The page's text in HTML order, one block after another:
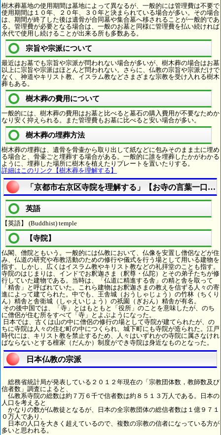
樹木葬墓地の使用期間は墓地によって異なるが、一般的には管理費は不要で
使用期間は１０年、２０年、３０年と決まられている場合が多い。その場合
は、期間が終了した後は遺骨が合同墓や集合墓へ移されることが一般的であ
る。管理費が必要となる場合は、一般のお墓と同様に管理費を払い続ければ
永代で使用し続けることが出来る所も多数ある。
宗旨や宗派について
最近はお墓でも宗旨や宗派が問われない場合が多いが、樹木葬の場合はお墓
以上に宗旨や宗派はほとんど問われない。さらに、仏教の宗旨や宗派だけで
なく、神道やキリスト教、イスラム教などさまざまな宗教を受け入れる樹木
葬もある。
樹木葬の費用について
一般的には、樹木葬の費用はお墓と比べると墓石の購入費用が不要なためか
なり安く抑えられる。また管理費もお墓に比べると安い場合が多い。
樹木葬の埋葬方法
樹木葬の埋葬は、遺骨を骨壷から取り出して紙などに包みそのまま土に埋め
る場合と、骨壷ごと埋葬する場合がある。一般的に誰を埋葬したかがわかる
ように、埋葬した場所に樹木を植えたりプレートを置いたりする。
詳細はこのリンク【樹木葬を理解する】
「京都市右京区寺院を理解する」【お寺の言葉一口メ
英語
【英語】 (Buddhist) temple
【寺院】
仏閣、僧院ともいう。一般的には仏教において、仏像を安置し僧侶などが住
み、仏道の研究や布教活動のための修行や儀式を行う場として用いる建物を
指す。しかし、広くはイスラム教やキリスト教などの礼拝堂のことも指す。
寺院のはじまりは、インドでお釈迦さま（釈尊・仏陀）とその弟子たちが修
行していた建物である。当時は、「仏道に精進する舎」の精と舎を取って
「精舎」と呼ばれていた。これら建物はお釈迦さまの教えを信ずる人々の寄
進によって建てられた。中でも、王舎城（おうしゃじょう）の竹林（ちくり
ん）精舎と舎衛城（しゃえいじょう）の祇園（ぎおん）精舎が有名。
その後中国では、「寺」とはもともと「役所」のことを意味したが、のち
に僧侶が住む所をすべて「寺」とよぶようになった。
日本では、古くは山の中に僧侶の修行の場として寺院が建てられたが、の
ちに寺院は人々の住む町の中につくられ、城下町にも寺院が造られた。江戸
時代には、キリスト教を禁止するため、人々はいずれかの寺院に属さなけれ
ばならないとする檀家（だんか）制度ができ寺院は身近なものとなった。
日本仏教の宗派
総務省統計局が発表している２０１２年現在の「宗教団体数，教師数及び
信者数」調査によると、
仏教系寺院の総数は約７万６千で信者数は約８５１３万人である。日本の
人口を考えると
かなりの数が仏教徒となるが、日本の全宗教団体の総信者数は１億９７１
０万人であり、
日本の人口を大きく超えているので、複数の宗教の信者になっている方が
多いと思われる。